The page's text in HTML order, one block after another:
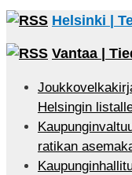
Helsinki |
Vantaa |
Helsingin
ratikan